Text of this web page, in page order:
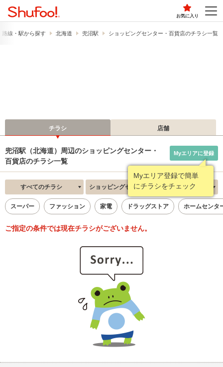
お気に入り
路線・駅から探す 北海道 兜沼駅 ショッピングセンター・百貨店のチラシ一覧
チラシ 店舗
兜沼駅（北海道）周辺のショッピングセンター・
百貨店のチラシ一覧
Myエリア登録で簡単
にチラシをチェック
Myエリアに登録
すべてのチラシ ショッピングセンター・百貨店 新着順
スーパー ファッション 家電 ドラッグストア ホームセンタ
ご指定の条件では現在チラシがございません。